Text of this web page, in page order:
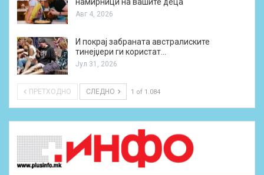
Авг 4, 2026
И покрај забраната австралиските
тинејџери ги користат…
Јул 31, 2026
ПРЕТХОДНО СЛЕДНО 1 of 1.084